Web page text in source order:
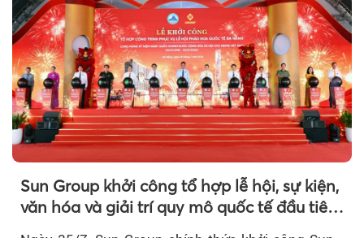
Sun Group khởi công tổ hợp lễ hội, sự kiện,
văn hóa và giải trí quy mô quốc tế đầu tiên